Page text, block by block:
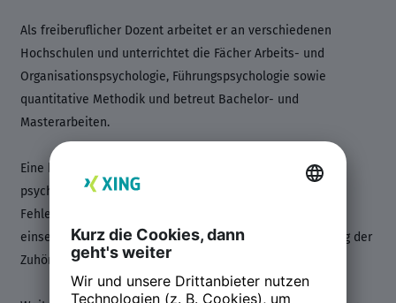
Als freiberuflicher Dozent arbeitet er an verschiedenen
Hochschulen und unterrichtet die Fächer Arbeits- und
Organisationspsychologie, Führungspsychologie sowie
quantitative Methodik und betreut Bachelor- und
Masterarbeiten.
Eine besondere Expertise liegt im Bereich der Messung
psychischer Konstrukte, die er bspw. zur Bestimmung der
Fehlerkultur oder der Führungsqualität in Organisationen
einsetzt. Seine neueste Mess-Skala dient der Bestimmung der
Zuhörkompetenz (Listening) von Führungskräften.